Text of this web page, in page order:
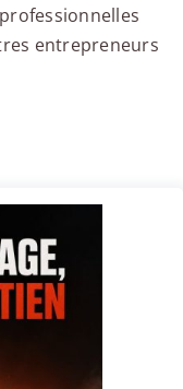
entrepreneurs